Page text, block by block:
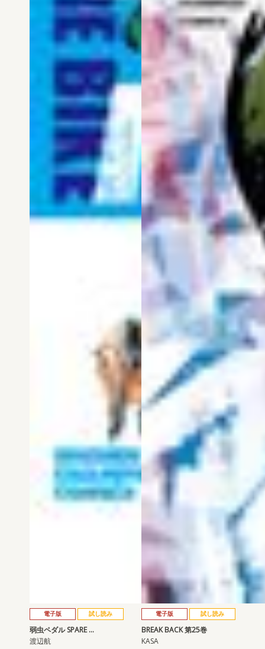
電子版 試し読み
弱虫ペダル SPARE …
渡辺航
電子版 試し読み
BREAK BACK 第25巻
KASA